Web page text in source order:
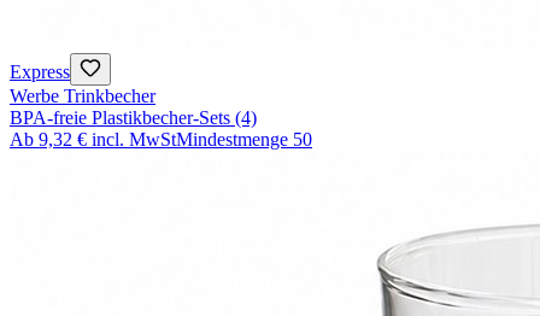
Express
Werbe Trinkbecher
BPA-freie Plastikbecher-Sets (4)
Ab 9,32 € incl. MwStMindestmenge 50